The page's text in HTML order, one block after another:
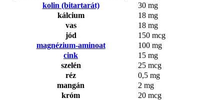
kolin (bitartarát)
30 mg
kálcium
18 mg
vas
18 mg
jód
150 mcg
magnézium-aminoat
100 mg
cink
15 mg
szelén
25 mcg
réz
0,5 mg
mangán
2 mg
króm
20 mcg